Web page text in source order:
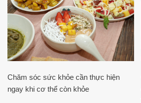
Chăm sóc sức khỏe cần thực hiện
ngay khi cơ thể còn khỏe